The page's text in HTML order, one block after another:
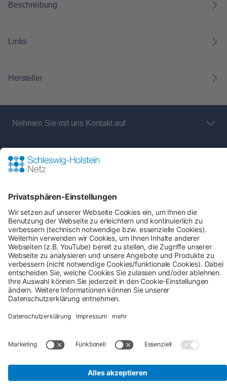
Beschreibung
Links
Hersteller
Nehmen Sie mit uns Kontakt auf
rund um:
Shop-Service
Zahlung & Versand
AGB Verbraucherinformation
Impressum
Datenschutz
Cookie-Einstellungen
Alle Preise inkl. gesetzl. Mehrwertsteuer zzgl.
nicht anders angegeben.
## Gemäß § 12 Abs. 3 UStG reduziert sich die MwSt. auf 0% bei
Lieferungen von Solarmodulen für bestimmte Betreiber.Weitere